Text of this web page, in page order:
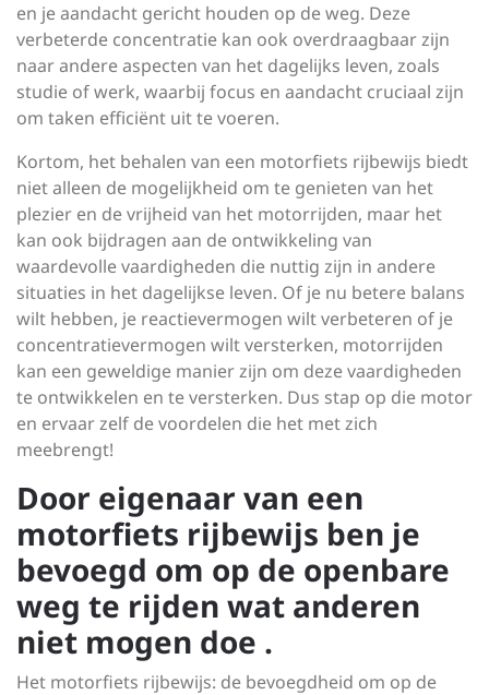
en je aandacht gericht houden op de weg. Deze
verbeterde concentratie kan ook overdraagbaar zijn
naar andere aspecten van het dagelijks leven, zoals
studie of werk, waarbij focus en aandacht cruciaal zijn
om taken efficiënt uit te voeren.
Kortom, het behalen van een motorfiets rijbewijs biedt
niet alleen de mogelijkheid om te genieten van het
plezier en de vrijheid van het motorrijden, maar het
kan ook bijdragen aan de ontwikkeling van
waardevolle vaardigheden die nuttig zijn in andere
situaties in het dagelijkse leven. Of je nu betere balans
wilt hebben, je reactievermogen wilt verbeteren of je
concentratievermogen wilt versterken, motorrijden
kan een geweldige manier zijn om deze vaardigheden
te ontwikkelen en te versterken. Dus stap op die motor
en ervaar zelf de voordelen die het met zich
meebrengt!
Door eigenaar van een
motorfiets rijbewijs ben je
bevoegd om op de openbare
weg te rijden wat anderen
niet mogen doe .
Het motorfiets rijbewijs: de bevoegdheid om op de